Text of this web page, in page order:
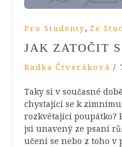
Pro Studenty, Ze
JAK ZATOČIT
Radka Čtveráková /
Taky si v současné
chystající se k
rozkvétající poupátko?
jsi unavený ze psaní
učení se nebo z toho v